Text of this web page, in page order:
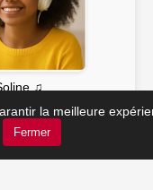
♫
ta photo à
la meilleure
Fermer